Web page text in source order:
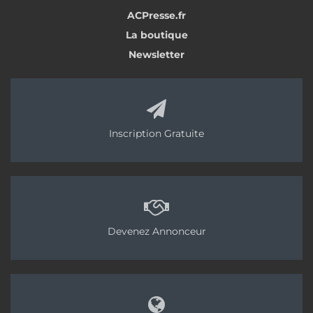
matière de débit ou de mètres verticaux à franchir.
Pompe à chape fluide
Pompe à chape traditionnelle
ACPresse.fr
La boutique
Newsletter
Inscription Gratuite
Devenez Annonceur